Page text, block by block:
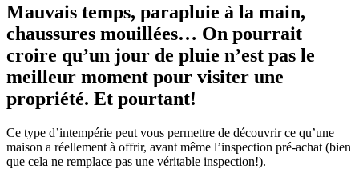
Mauvais temps, parapluie à la main,
chaussures mouillées… On pourrait
croire qu’un jour de pluie n’est pas le
meilleur moment pour visiter une
propriété. Et pourtant!
Ce type d’intempérie peut vous permettre de découvrir ce qu’une
maison a réellement à offrir, avant même l’inspection pré-achat (bien
que cela ne remplace pas une véritable inspection!).